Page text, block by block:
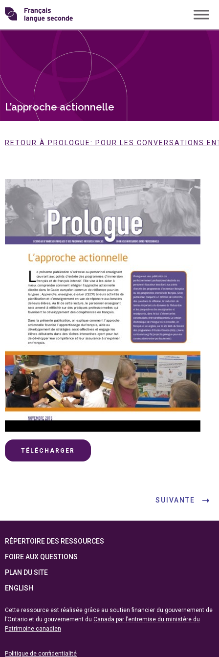
Skip
to
content
Transformons
langue
L’approche actionnelle
RETOUR À PROLOGUE: POUR LES CONVERSATIONS
TÉLÉCHARGER
SUIVANTE
RÉPERTOIRE DES RESSOURCES
FOIRE AUX QUESTIONS
PLAN DU SITE
ENGLISH
Cette ressource est réalisée grâce au soutien financier du gouvernement de
l’Ontario et du gouvernement du Canada par l’entremise du ministère du
Patrimoine canadien
Politique de confidentialité